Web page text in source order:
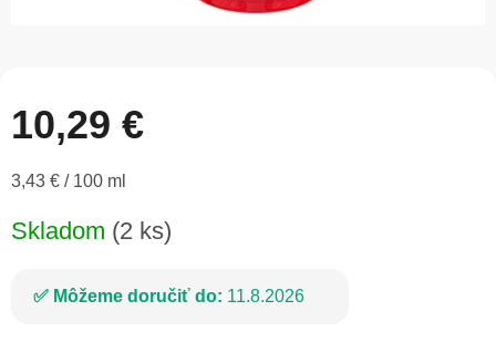
10,29 €
Jednotková
3,43 € / 100 ml
Skladom (2 ks)
Môžeme doručiť do: 11.8.2026